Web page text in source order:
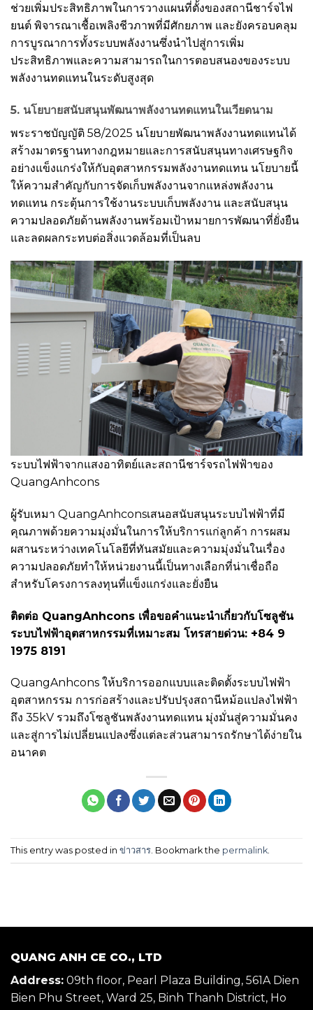
ช่วยเพิ่มประสิทธิภาพในการวางแผนที่ตั้งของสถานีชาร์จไฟ
ยนต์ พิจารณาเชื้อเพลิงชีวภาพที่มีศักยภาพ และยังครอบคลุม
การบูรณาการทั้งระบบพลังงานซึ่งนำไปสู่การเพิ่ม
ประสิทธิภาพและความสามารถในการตอบสนองของระบบ
พลังงานทดแทนในระดับสูงสุด
5. นโยบายสนับสนุนพัฒนาพลังงานทดแทนในเวียดนาม
พระราชบัญญัติ 58/2025 นโยบายพัฒนาพลังงานทดแทนได้
สร้างมาตรฐานทางกฎหมายและการสนับสนุนทางเศรษฐกิจ
อย่างแข็งแกร่งให้กับอุตสาหกรรมพลังงานทดแทน นโยบายนี้
ให้ความสำคัญกับการจัดเก็บพลังงานจากแหล่งพลังงาน
ทดแทน กระตุ้นการใช้งานระบบเก็บพลังงาน และสนับสนุน
ความปลอดภัยด้านพลังงานพร้อมเป้าหมายการพัฒนาที่ยั่งยืน
และลดผลกระทบต่อสิ่งแวดล้อมที่เป็นลบ
ระบบไฟฟ้าจากแสงอาทิตย์และสถานีชาร์จรถไฟฟ้าของ
QuangAnhcons
ผู้รับเหมา QuangAnhconsเสนอสนับสนุนระบบไฟฟ้าที่มี
คุณภาพด้วยความมุ่งมั่นในการให้บริการแก่ลูกค้า การผสม
ผสานระหว่างเทคโนโลยีที่ทันสมัยและความมุ่งมั่นในเรื่อง
ความปลอดภัยทำให้หน่วยงานนี้เป็นทางเลือกที่น่าเชื่อถือ
สำหรับโครงการลงทุนที่แข็งแกร่งและยั่งยืน
ติดต่อ QuangAnhcons เพื่อขอคำแนะนำเกี่ยวกับโซลูชัน
ระบบไฟฟ้าอุตสาหกรรมที่เหมาะสม โทรสายด่วน: +84 9
1975 8191
QuangAnhcons ให้บริการออกแบบและติดตั้งระบบไฟฟ้า
อุตสาหกรรม การก่อสร้างและปรับปรุงสถานีหม้อแปลงไฟฟ้า
ถึง 35kV รวมถึงโซลูชันพลังงานทดแทน มุ่งมั่นสู่ความมั่นคง
และสู่การไม่เปลี่ยนแปลงซึ่งแต่ละส่วนสามารถรักษาได้ง่ายใน
อนาคต
This entry was posted in ข่าวสาร . Bookmark the permalink
QUANG ANH CE CO., LTD
Address: 09th floor, Pearl Plaza Building, 561A Dien
Bien Phu Street, Ward 25, Binh Thanh District, Ho